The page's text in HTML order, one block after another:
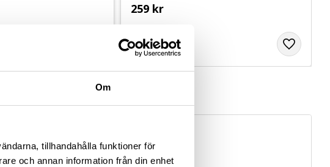
Om
tillhandahålla funktioner för
och annan information från din enhet
259 kr